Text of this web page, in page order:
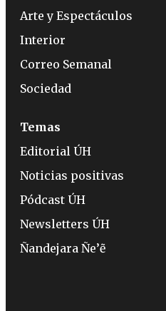
Arte y Espectáculos
Interior
Correo Semanal
Sociedad
Temas
Editorial ÚH
Noticias positivas
Pódcast ÚH
Newsletters ÚH
Ñandejara Ñe’ẽ